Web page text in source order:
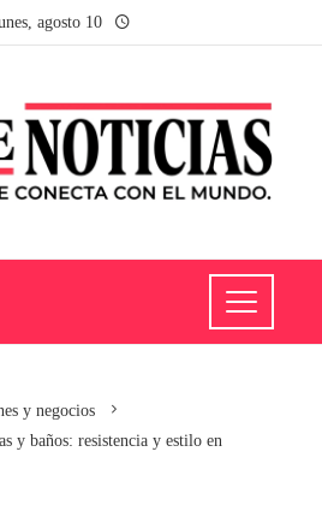
agosto 10
y negocios
y baños: resistencia y estilo en